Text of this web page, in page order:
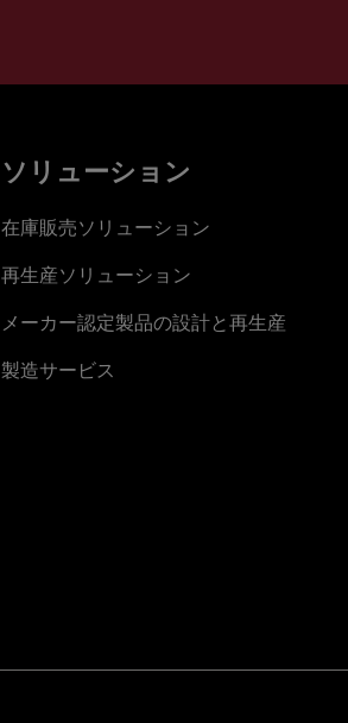
ソリューション
在庫販売ソリューション
再生産ソリューション
メーカー認定製品の設計と再生産
製造サービス